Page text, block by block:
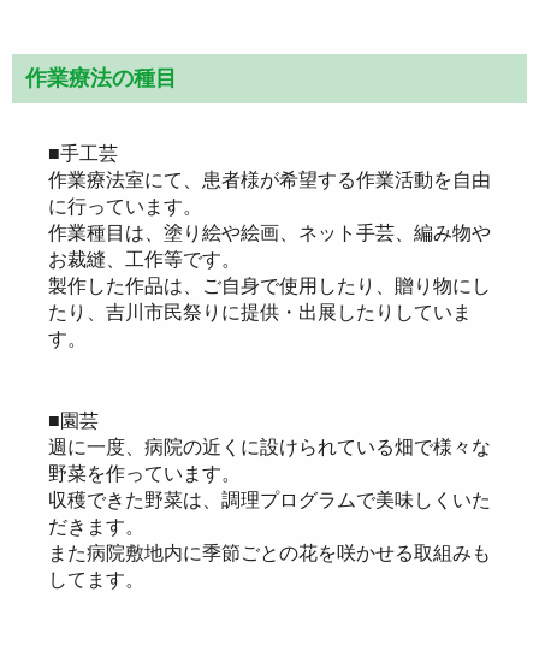
作業療法の種目
■手工芸
作業療法室にて、患者様が希望する作業活動を自由
に行っています。
作業種目は、塗り絵や絵画、ネット手芸、編み物や
お裁縫、工作等です。
製作した作品は、ご自身で使用したり、贈り物にし
たり、吉川市民祭りに提供・出展したりしていま
す。
■園芸
週に一度、病院の近くに設けられている畑で様々な
野菜を作っています。
収穫できた野菜は、調理プログラムで美味しくいた
だきます。
また病院敷地内に季節ごとの花を咲かせる取組みも
してます。